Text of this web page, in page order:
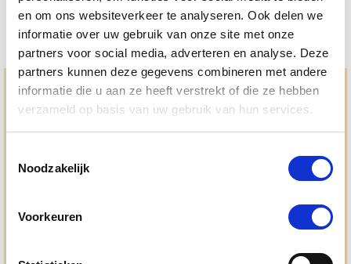
en om ons websiteverkeer te analyseren. Ook delen we
informatie over uw gebruik van onze site met onze
partners voor social media, adverteren en analyse. Deze
partners kunnen deze gegevens combineren met andere
informatie die u aan ze heeft verstrekt of die ze hebben
verzameld op basis van uw gebruik van hun services.
Noodzakelijk
Voorkeuren
Hulp en advies nodig?
topkwaliteit, uitgebreide informatieverstrekking en
"ouderwetse" service. Wij helpen je graag, doen wat wij